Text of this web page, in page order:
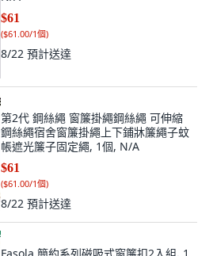
$61
($61.00/1個)
8/22 預計送達
第2代 鋼絲繩 窗簾掛繩鋼絲繩 可伸縮
鋼絲繩宿舍窗簾掛繩上下鋪牀簾繩子蚊
帳遮光簾子固定繩, 1個, N/A
$61
($61.00/1個)
8/22 預計送達